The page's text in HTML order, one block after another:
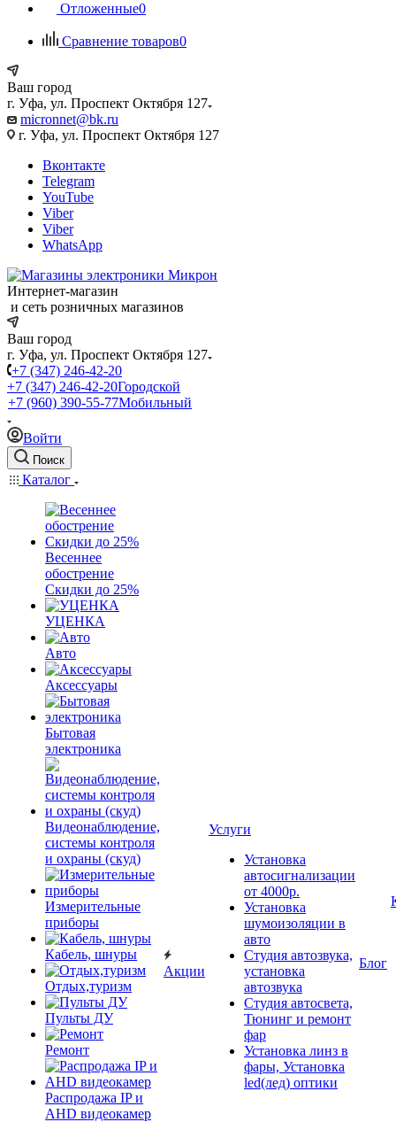
Отложенные0
Сравнение товаров0
Ваш город
г. Уфа, ул. Проспект Октября 127
micronnet@bk.ru
г. Уфа, ул. Проспект Октября 127
Вконтакте
Telegram
YouTube
Viber
Viber
WhatsApp
Интернет-магазин
и сеть розничных магазинов
Ваш город
г. Уфа, ул. Проспект Октября 127
+7 (347) 246-42-20
+7 (347) 246-42-20Городской
+7 (960) 390-55-77Мобильный
Войти
Поиск
Каталог
Весеннее
обострение
Скидки до 25%
УЦЕНКА
Авто
Аксессуары
Бытовая
электроника
Видеонаблюдение,
системы контроля
и охраны (скуд)
Измерительные
приборы
Кабель, шнуры
Отдых,туризм
Пульты ДУ
Ремонт
Распродажа IP и
AHD видеокамер
Акции
Услуги
Установка
автосигнализации
от 4000р.
Установка
шумоизоляции в
авто
Студия автозвука,
установка
автозвука
Студия автосвета,
Тюнинг и ремонт
фар
Установка линз в
фары, Установка
led(лед) оптики
Блог